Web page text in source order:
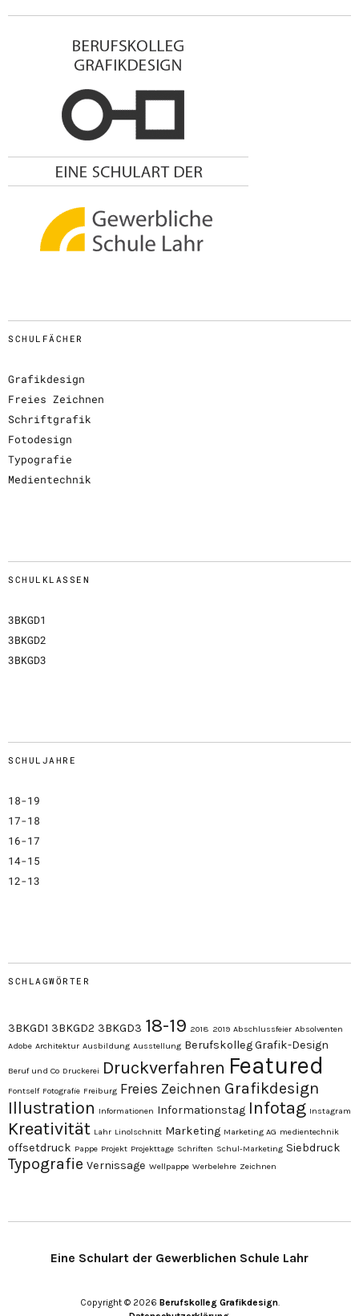
SCHULFÄCHER
Grafikdesign
Freies Zeichnen
Schriftgrafik
Fotodesign
Typografie
Medientechnik
SCHULKLASSEN
3BKGD1
3BKGD2
3BKGD3
SCHULJAHRE
18-19
17-18
16-17
14-15
12-13
SCHLAGWÖRTER
3BKGD1 3BKGD2 3BKGD3 18-19 2018 2019 Abschlussfeier Absolventen
Adobe Architektur Ausbildung Ausstellung Berufskolleg Grafik-Design
Beruf und Co Druckerei Druckverfahren Featured
Fontself Fotografie Freiburg Freies Zeichnen Grafikdesign
Illustration Informationen Informationstag Infotag Instagram
Kreativität Lahr Linolschnitt Marketing Marketing AG medientechnik
offsetdruck Pappe Projekt Projekttage Schriften Schul-Marketing Siebdruck
Typografie Vernissage Wellpappe Werbelehre Zeichnen
Eine Schulart der Gewerblichen Schule Lahr
Copyright © 2026 Berufskolleg Grafikdesign